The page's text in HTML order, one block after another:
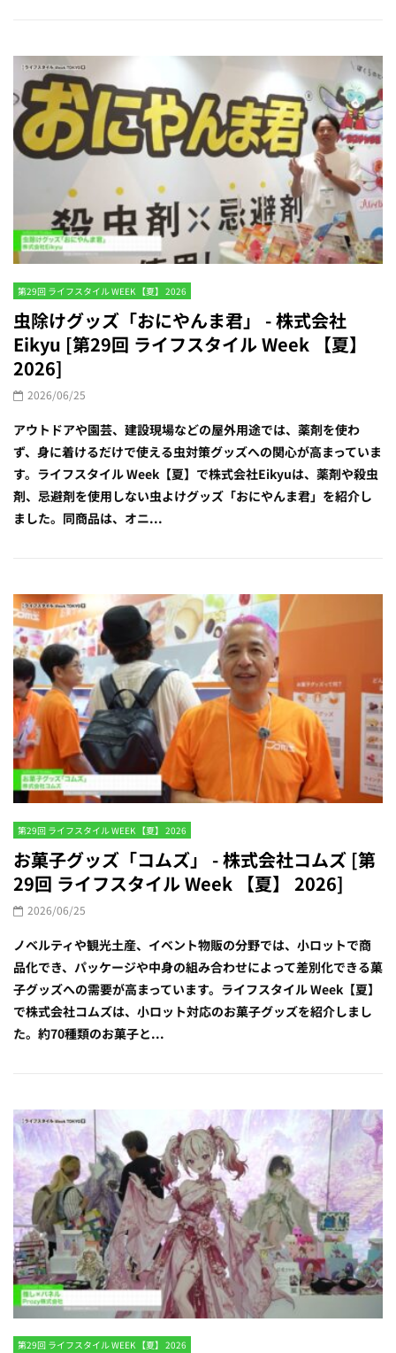
第29回 ライフスタイル WEEK 【夏】 2026
虫除けグッズ「おにやんま君」 - 株式会社
Eikyu [第29回 ライフスタイル Week 【夏】
2026]
2026/06/25
アウトドアや園芸、建設現場などの屋外用途では、薬剤を使わ
ず、身に着けるだけで使える虫対策グッズへの関心が高まっていま
す。ライフスタイル Week【夏】で株式会社Eikyuは、薬剤や殺虫
剤、忌避剤を使用しない虫よけグッズ「おにやんま君」を紹介し
ました。同商品は、オニ...
第29回 ライフスタイル WEEK 【夏】 2026
お菓子グッズ「コムズ」 - 株式会社コムズ [第
29回 ライフスタイル Week 【夏】 2026]
2026/06/25
ノベルティや観光土産、イベント物販の分野では、小ロットで商
品化でき、パッケージや中身の組み合わせによって差別化できる菓
子グッズへの需要が高まっています。ライフスタイル Week【夏】
で株式会社コムズは、小ロット対応のお菓子グッズを紹介しまし
た。約70種類のお菓子と...
第29回 ライフスタイル WEEK 【夏】 2026